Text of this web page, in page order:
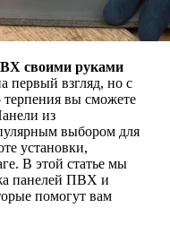
своими руками
первый взгляд, но с
вы сможете
из
выбором для
установки,
В этой статье мы
панелей ПВХ и
помогут вам